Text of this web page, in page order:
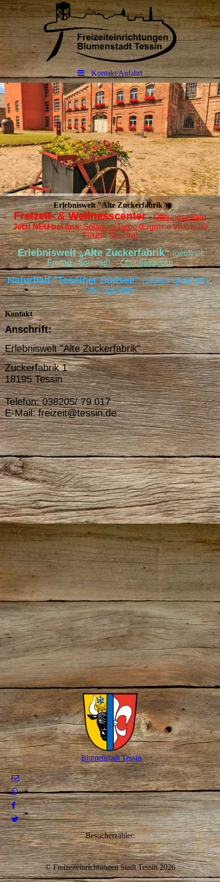
Kontakt/Anfahrt
Erlebniswelt "Alte Zuckerfabrik"
Freizeit- & Wellnesscenter-Öffnungszeiten
Jetzt NEU bei uns: Solarium Turbo(Ergoline Vitality 50
Fusion Spectra)
Erlebniswelt „Alte Zuckerfabrik“(geöffnet:
Freitag - Sonntag) -Öffnungszeiten
Naturbad "Tessiner Südsee"(täglich geöffnet)-
Öffnungszeiten
Kontakt
Anschrift:
Erlebniswelt "Alte Zuckerfabrik"
Zuckerfabrik 1
18195 Tessin
Telefon: 038205/ 79 017
E-Mail: freizeit@tessin.de
Blumenstadt Tessin
Besucherzähler:
© Freizeiteinrichtungen Stadt Tessin 2026